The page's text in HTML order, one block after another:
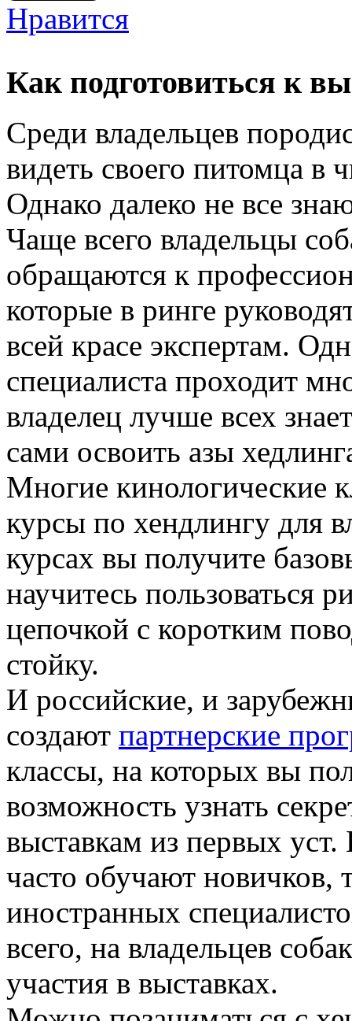
Нравится
Как подготовиться к
Среди владельцев
видеть своего питомца в
Однако далеко не все
Чаще всего владельцы
обращаются к
которые в ринге
всей красе экспертам.
специалиста проходит
владелец лучше всех
сами освоить азы
Многие кинологические
курсы по хендлингу для
курсах вы получите
научитесь пользоваться
цепочкой с коротким
стойку.
И российские, и
создают партнерские
классы, на которых вы
возможность узнать
выставкам из первых
часто обучают новичков,
иностранных
всего, на владельцев
участия в выставках.